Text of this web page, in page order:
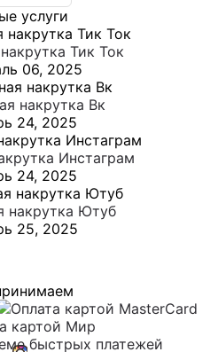
услуги
Тик Ток
06, 2025
накрутка Вк
24, 2025
Инстаграм
24, 2025
накрутка Ютуб
25, 2025